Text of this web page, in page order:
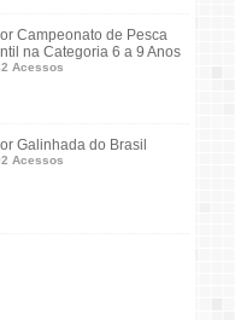
Campeonato de Pesca
na Categoria 6 a 9 Anos
Acessos
Galinhada do Brasil
Acessos